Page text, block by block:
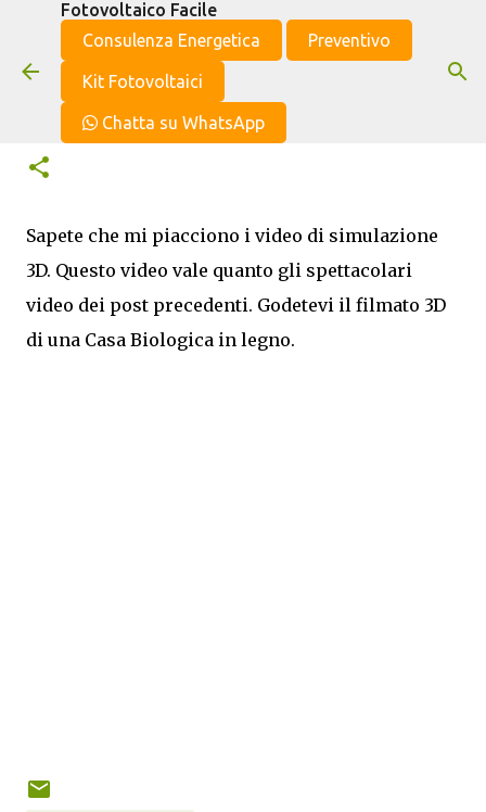
Passa ai contenuti principali
Fotovoltaico Facile
Consulenza Energetica
Preventivo
Kit Fotovoltaici
Chatta su WhatsApp
Bio House. Casa Biologica
Sapete che mi piacciono i video di simulazione
3D. Questo video vale quanto gli spettacolari
video dei post precedenti. Godetevi il filmato 3D
di una Casa Biologica in legno.